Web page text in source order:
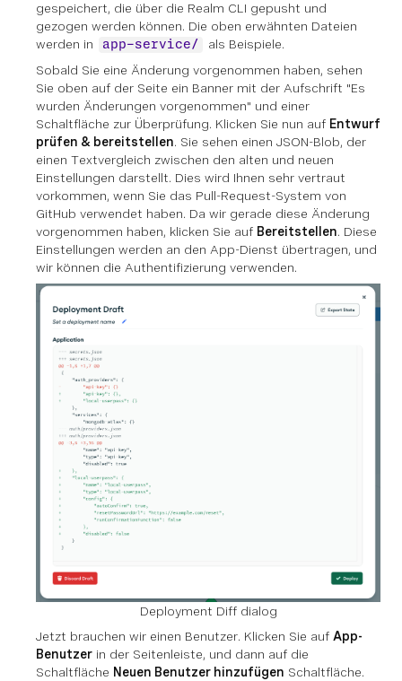
gespeichert, die über die Realm CLI gepusht und
gezogen werden können. Die oben erwähnten Dateien
werden in
app-service/
als Beispiele.
Sobald Sie eine Änderung vorgenommen haben, sehen
Sie oben auf der Seite ein Banner mit der Aufschrift "Es
wurden Änderungen vorgenommen" und einer
Schaltfläche zur Überprüfung. Klicken Sie nun auf Entwurf
prüfen & bereitstellen. Sie sehen einen JSON-Blob, der
einen Textvergleich zwischen den alten und neuen
Einstellungen darstellt. Dies wird Ihnen sehr vertraut
vorkommen, wenn Sie das Pull-Request-System von
GitHub verwendet haben. Da wir gerade diese Änderung
vorgenommen haben, klicken Sie auf Bereitstellen. Diese
Einstellungen werden an den App-Dienst übertragen, und
wir können die Authentifizierung verwenden.
Deployment Diff dialog
Jetzt brauchen wir einen Benutzer. Klicken Sie auf App-
Benutzer in der Seitenleiste, und dann auf die
Schaltfläche Neuen Benutzer hinzufügen Schaltfläche.